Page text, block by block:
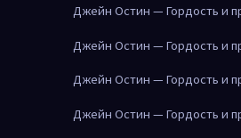
Джейн Остин — Гордость и
Джейн Остин — Гордость и
Джейн Остин — Гордость и
Джейн Остин — Гордость и